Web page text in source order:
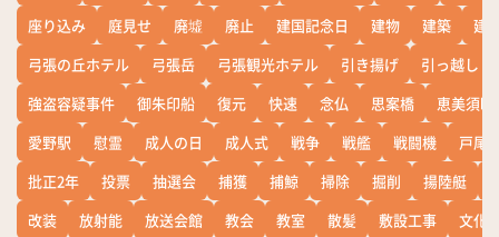
座り込み
庭見せ 廃墟 廃止 建国記念日 建物 建築
建
弓張の丘ホテル
弓張岳 弓張観光ホテル 引き揚げ
引っ越し
強盗容疑事件
御朱印船 復元 快速 念仏 思案橋
恵美須町
愛野駅
慰霊 成人の日 成人式 戦争 戦艦 戦闘機
戸尾
批正2年
投票 抽選会 捕獲 捕鯨 掃除 掘削 揚陸艇
改装
放射能 放送会館 教会 教室 散髪 敷設工事
文化